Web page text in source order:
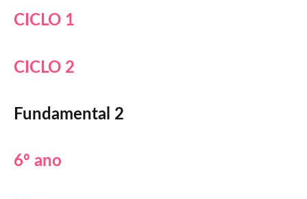
CICLO 1
CICLO 2
Fundamental 2
6º ano